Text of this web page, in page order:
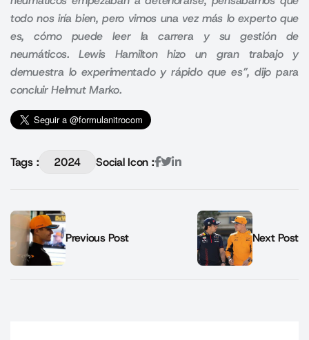
todo nos iría bien, pero vimos una vez más lo experto que
es, cómo puede leer la carrera y su gestión de
neumáticos. Lewis Hamilton hizo un gran trabajo y
demuestra lo experimentado y rápido que es”, dijo para
concluir Helmut Marko.
Tags : 2024 Social Icon :
Previous Post Next Post